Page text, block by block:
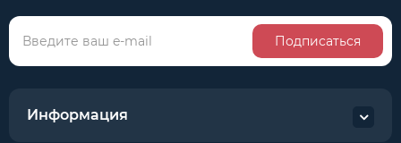
Подписаться
Информация